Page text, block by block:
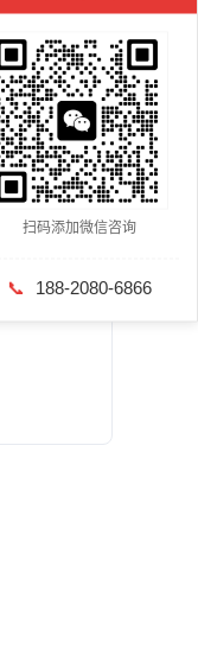
扫码添加微信咨询
📞 188-2080-6866